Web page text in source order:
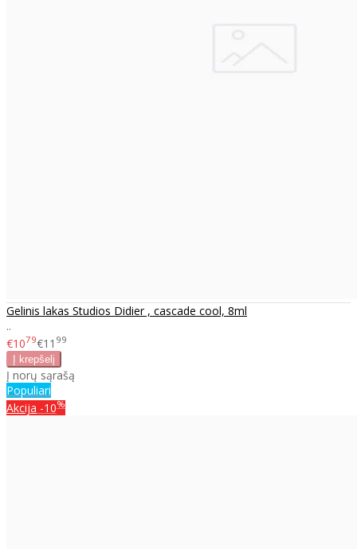
Gelinis lakas Studios Didier , cascade cool, 8ml
..
€1079€11 99
Į norų sąrašą
Populiari
Akcija -10%